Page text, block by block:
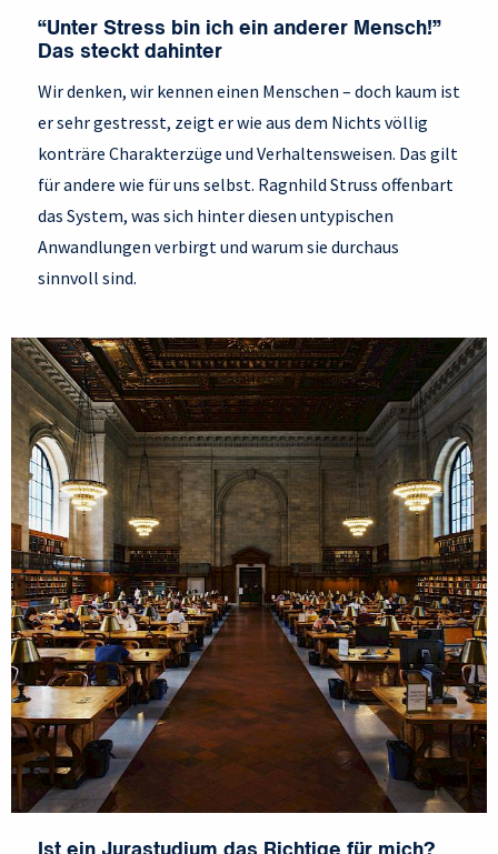
“Unter Stress bin ich ein anderer Mensch!”
Das steckt dahinter
Wir denken, wir kennen einen Menschen – doch kaum ist
er sehr gestresst, zeigt er wie aus dem Nichts völlig
konträre Charakterzüge und Verhaltensweisen. Das gilt
für andere wie für uns selbst. Ragnhild Struss offenbart
das System, was sich hinter diesen untypischen
Anwandlungen verbirgt und warum sie durchaus
sinnvoll sind.